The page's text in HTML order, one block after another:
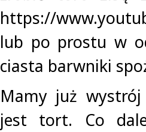
https://
lub po prostu w
ciasta barwniki
Mamy już
jest tort. Co